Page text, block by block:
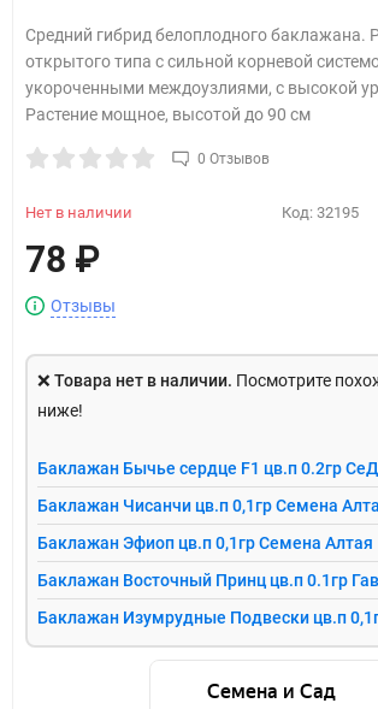
Cредний гибрид белоплодного баклажана.
открытого типа с сильной корневой
укороченными междоузлиями, с высокой
Растение мощное, высотой до 90 см
0 Отзывов
Нет в наличии Код: 32195
78 ₽
Отзывы
❌ Товара нет в наличии. Посмотрите
ниже!
Баклажан Бычье сердце F1 цв.п 0.2гр
Баклажан Чисанчи цв.п 0,1гр Семена
Баклажан Эфиоп цв.п 0,1гр Семена Алтая
Баклажан Восточный Принц цв.п 0.1гр
Баклажан Изумрудные Подвески цв.п